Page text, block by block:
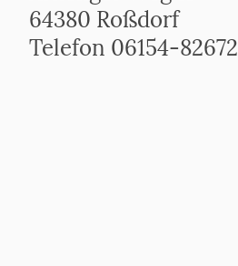
64380 Roßdorf
Telefon 06154-82672